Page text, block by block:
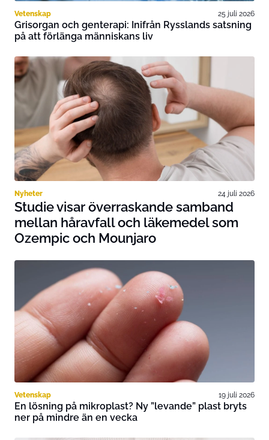
Vetenskap 25 juli 2026
Grisorgan och genterapi: Inifrån Rysslands satsning
på att förlänga människans liv
Nyheter 24 juli 2026
Studie visar överraskande samband
mellan håravfall och läkemedel som
Ozempic och Mounjaro
Vetenskap 19 juli 2026
En lösning på mikroplast? Ny ”levande” plast bryts
ner på mindre än en vecka